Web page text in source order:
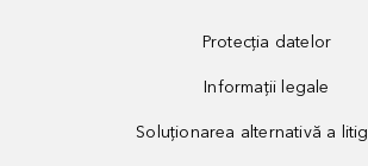
Protecția datelor
Informații legale
Soluționarea alternativă a